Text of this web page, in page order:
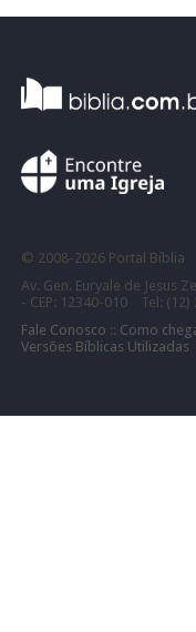
© 2008- 2026 Portal Bíblia
Av. Gen. Euryale de Jesus
- CEP: 12340-010 Tel: (12)
Fale Conosco :: Como
Versões Bíblicas Utilizadas